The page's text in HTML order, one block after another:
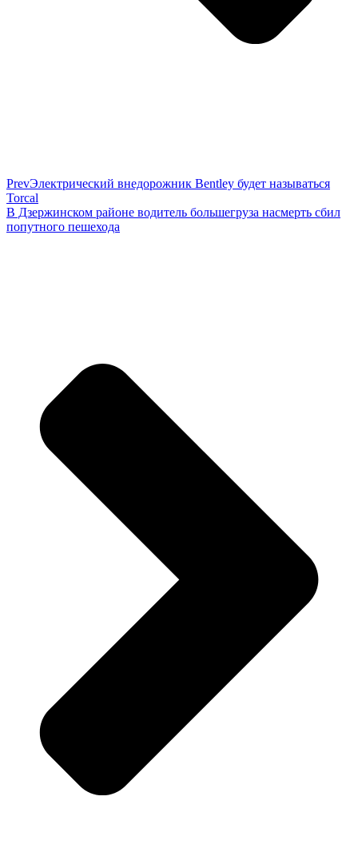
PrevЭлектрический внедорожник Bentley будет называться
Torcal
В Дзержинском районе водитель большегруза насмерть сбил
попутного пешехода